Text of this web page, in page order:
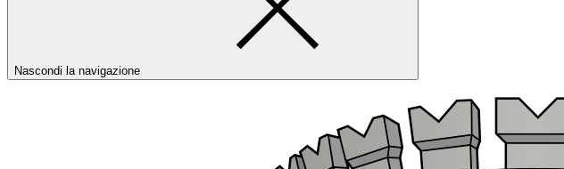
Nascondi la navigazione